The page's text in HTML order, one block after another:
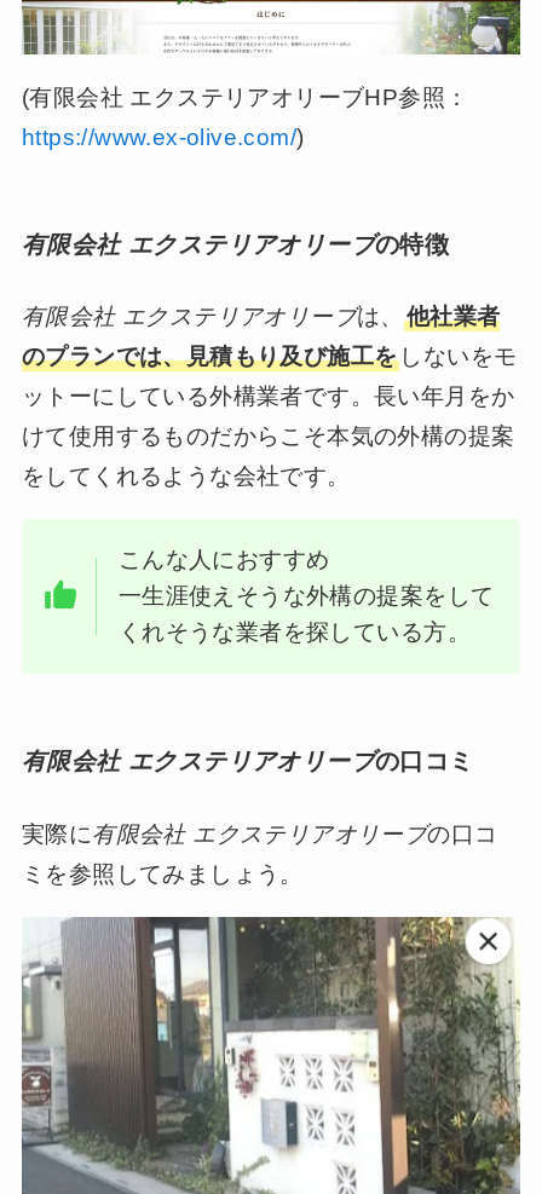
(有限会社 エクステリアオリーブHP参照：
https://www.ex-olive.com/)
有限会社 エクステリアオリーブの特徴
有限会社 エクステリアオリーブは、 他社業者
のプランでは、見積もり及び施工を しないをモ
ットーにしている外構業者です。長い年月をか
けて使用するものだからこそ本気の外構の提案
をしてくれるような会社です。
こんな人におすすめ
一生涯使えそうな外構の提案をして
くれそうな業者を探している方。
有限会社 エクステリアオリーブの口コミ
実際に有限会社 エクステリアオリーブの口コ
ミを参照してみましょう。